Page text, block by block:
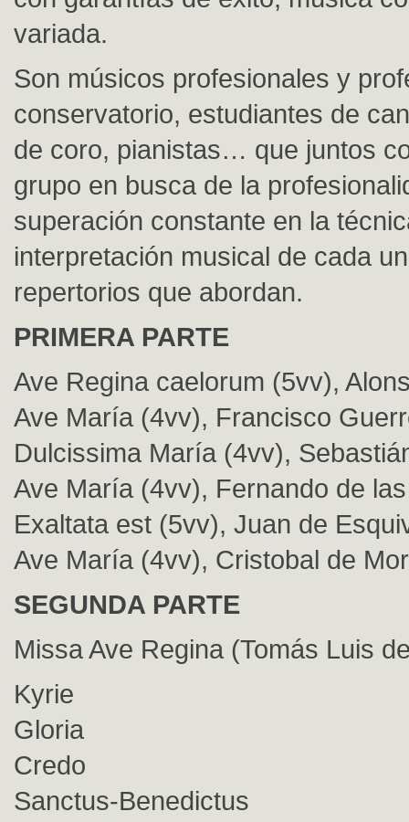
variada.
Son músicos profesionales y
conservatorio, estudiantes de
de coro, pianistas… que juntos
grupo en busca de la
superación constante en la
interpretación musical de cada
repertorios que abordan.
PRIMERA PARTE
Ave Regina caelorum (5vv),
Ave María (4vv), Francisco
Dulcissima María (4vv),
Ave María (4vv), Fernando de
Exaltata est (5vv), Juan de
Ave María (4vv), Cristobal de
SEGUNDA PARTE
Missa Ave Regina (Tomás Luis
Kyrie
Gloria
Credo
Sanctus-Benedictus